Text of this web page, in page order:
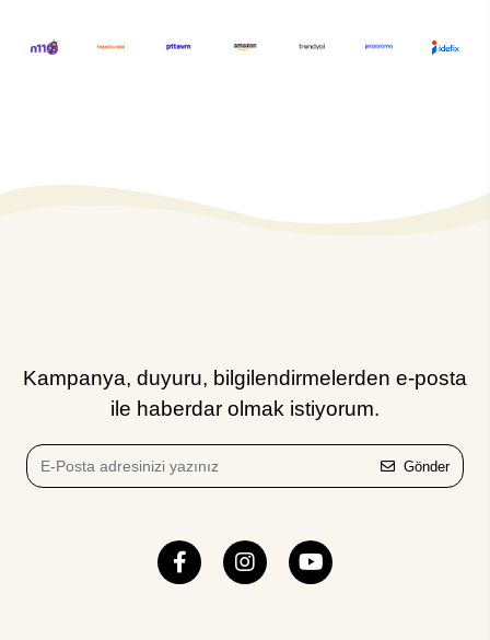
Kampanya, duyuru, bilgilendirmelerden e-posta
ile haberdar olmak istiyorum.
Gönder